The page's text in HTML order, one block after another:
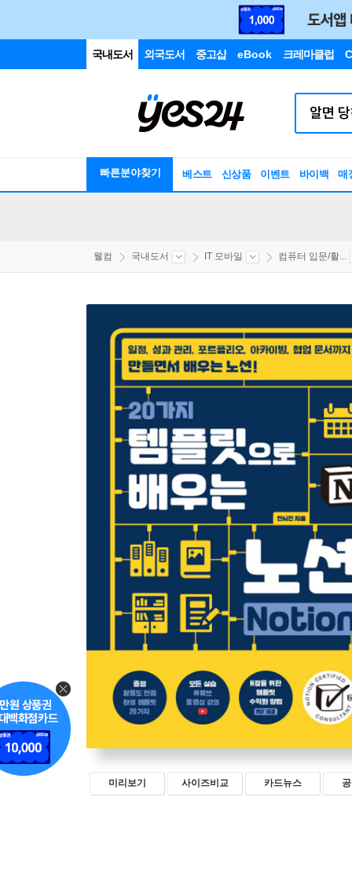
국내도서 외국도서 중고샵 eBook 크레마클럽
빠른분야찾기 베스트 신상품 이벤트 바이백 매
웰컴 국내도서 IT 모바일 컴퓨터 입문/활...
미리보기 사이즈비교 카드뉴스